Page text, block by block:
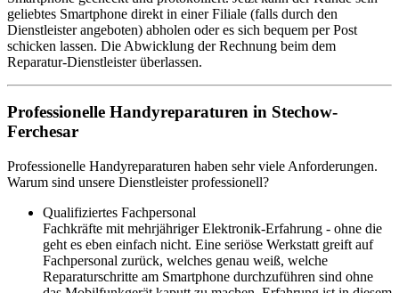
geliebtes Smartphone direkt in einer Filiale (falls durch den
Dienstleister angeboten) abholen oder es sich bequem per Post
schicken lassen. Die Abwicklung der Rechnung beim dem
Reparatur-Dienstleister überlassen.
Professionelle Handyreparaturen in Stechow-
Ferchesar
Professionelle Handyreparaturen haben sehr viele Anforderungen.
Warum sind unsere Dienstleister professionell?
Qualifiziertes Fachpersonal
Fachkräfte mit mehrjähriger Elektronik-Erfahrung - ohne die
geht es eben einfach nicht. Eine seriöse Werkstatt greift auf
Fachpersonal zurück, welches genau weiß, welche
Reparaturschritte am Smartphone durchzuführen sind ohne